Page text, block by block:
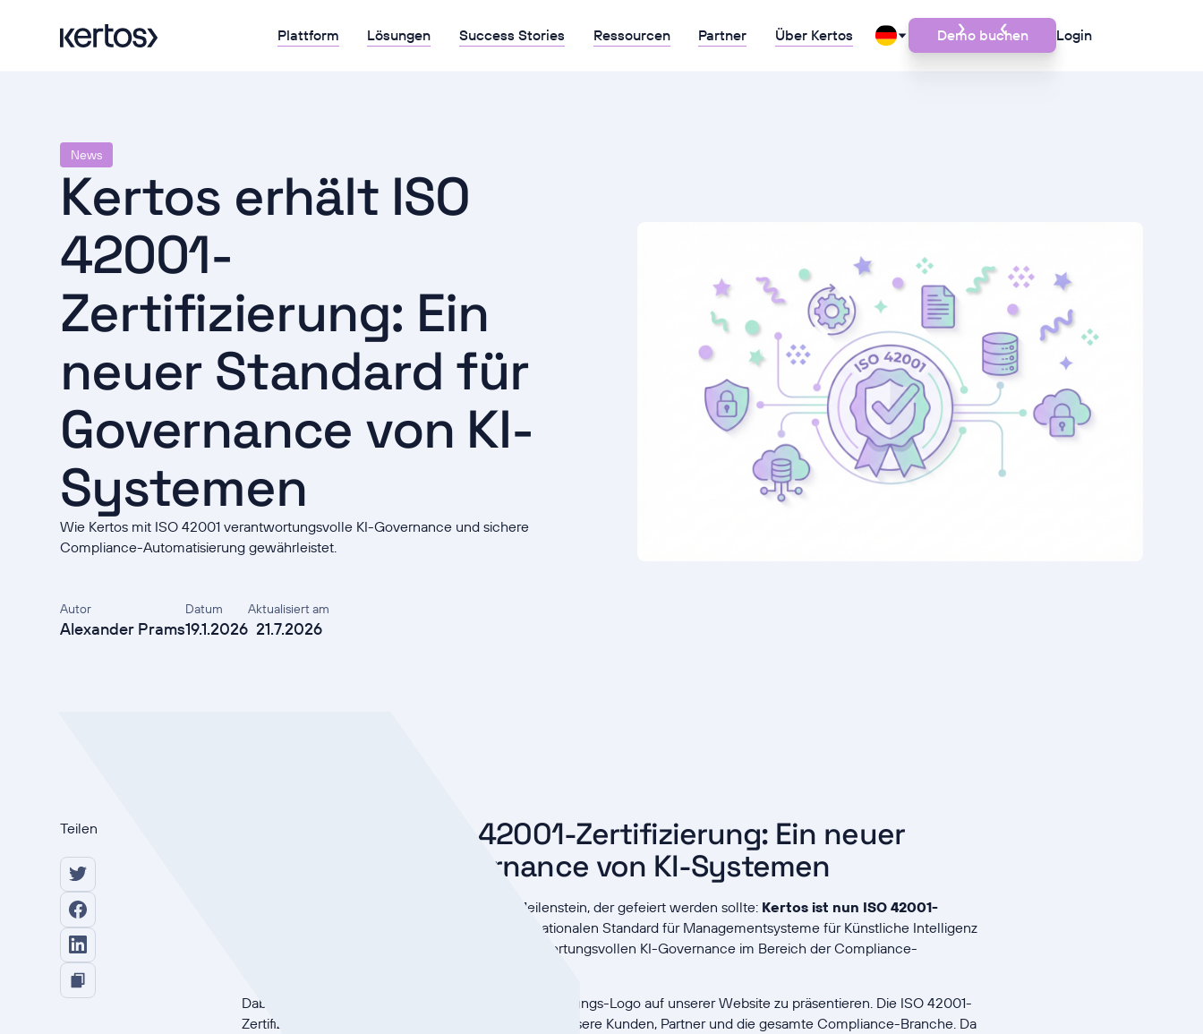
Plattform Lösungen Success Stories Ressourcen Partner Über Kertos Demo buchen Login
News
Kertos erhält ISO
42001-
Zertifizierung: Ein
neuer Standard für
Governance von KI-
Systemen
Wie Kertos mit ISO 42001 verantwortungsvolle KI-Governance und sichere
Compliance-Automatisierung gewährleistet.
Autor
Alexander Prams
Datum
19.1.2026
Aktualisiert am
21.7.2026
Teilen
Kertos erhält ISO 42001-Zertifizierung: Ein neuer
Standard für Governance von KI-Systemen
Das Jahr 2026 beginnt für Kertos mit einem Meilenstein, der gefeiert werden sollte: Kertos ist nun ISO 42001-
. Diese Zertifizierung stellt den internationalen Standard für Managementsysteme für Künstliche Intelligenz
dar und positioniert uns an der Spitze der verantwortungsvollen KI-Governance im Bereich der Compliance-
Dabei geht es nicht nur darum, ein weiteres Zertifizierungs-Logo auf unserer Website zu präsentieren. Die ISO 42001-
Zertifizierung signalisiert etwas viel Wichtigeres für unsere Kunden, Partner und die gesamte Compliance-Branche. Da